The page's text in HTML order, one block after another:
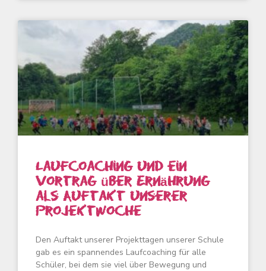
Laufcoaching und ein
Vortrag über Ernährung
als Auftakt unserer
Projektwoche
Den Auftakt unserer Projekttagen unserer Schule
gab es ein spannendes Laufcoaching für alle
Schüler, bei dem sie viel über Bewegung und